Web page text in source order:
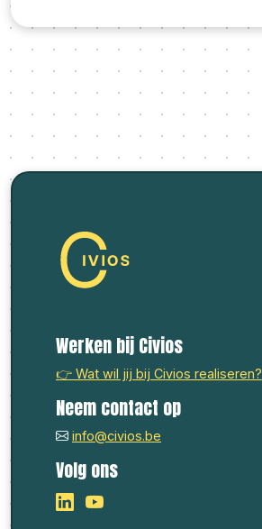
Werken bij Civios
👉 Wat wil jij bij Civios realiseren?
Neem contact op
info@civios.be
Volg ons